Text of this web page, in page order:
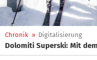
Chronik » Digitalisierung
Dolomiti Superski: Mit